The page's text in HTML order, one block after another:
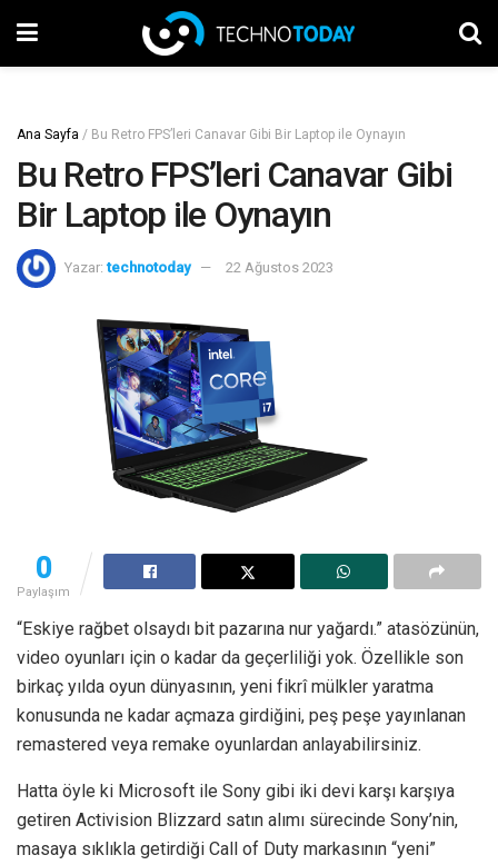
Ana Sayfa / Bu Retro FPS’leri Canavar Gibi Bir Laptop ile Oynayın
Bu Retro FPS’leri Canavar Gibi
Bir Laptop ile Oynayın
Yazar: technotoday 22 Ağustos 2023
0
Paylaşım
“Eskiye rağbet olsaydı bit pazarına nur yağardı.” atasözünün,
video oyunları için o kadar da geçerliliği yok. Özellikle son
birkaç yılda oyun dünyasının, yeni fikrî mülkler yaratma
konusunda ne kadar açmaza girdiğini, peş peşe yayınlanan
remastered veya remake oyunlardan anlayabilirsiniz.
Hatta öyle ki Microsoft ile Sony gibi iki devi karşı karşıya
getiren Activision Blizzard satın alımı sürecinde Sony’nin,
masaya sıklıkla getirdiği Call of Duty markasının “yeni”